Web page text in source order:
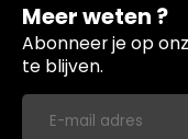
Meer weten ?
Abonneer je op
te blijven.